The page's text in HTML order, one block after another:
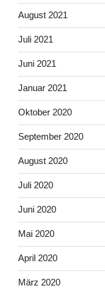
August 2021
Juli 2021
Juni 2021
Januar 2021
Oktober 2020
September 2020
August 2020
Juli 2020
Juni 2020
Mai 2020
April 2020
März 2020